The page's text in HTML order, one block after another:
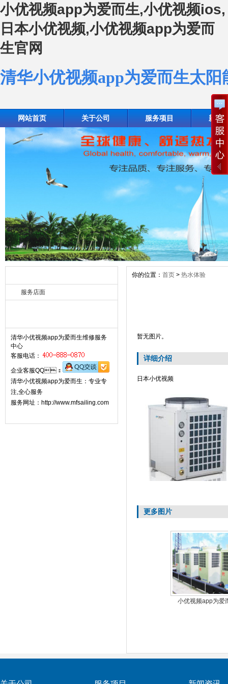
小优视频app为爱而生,小优视频ios,
日本小优视频,小优视频app为爱而
生官网
清华小优视频app为爱而生太阳
网站首页 关于公司 服务项目 新闻
服务店面
清华小优视频app为爱而生维修服务
中心
客服电话：
企业客服QQ：
清华小优视频app为爱而生：专业专
注,全心服务
服务网址：http://www.mfsailing.com
你的位置： 首页 > 热水体验
暂无图片。
详细介绍
日本小优视频
更多图片
小优视频app为爱